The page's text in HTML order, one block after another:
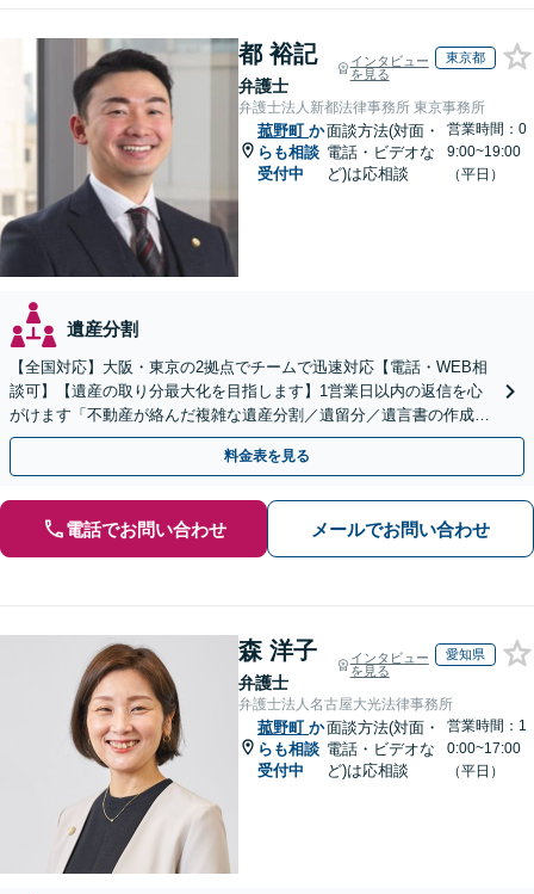
都 裕記
弁護士
インタビュー
を見る
東京都
弁護士法人新都法律事務所 東京事務所
菰野町 か
らも相談
受付中
面談方法(対面・
電話・ビデオな
ど)は応相談
営業時間：0
9:00~19:00
（平日）
遺産分割
【全国対応】大阪・東京の2拠点でチームで迅速対応【電話・WEB相
談可】【遺産の取り分最大化を目指します】1営業日以内の返信を心
がけます「不動産が絡んだ複雑な遺産分割／遺留分／遺言書の作成・
執行／事業承継など、お任せください」【休日相談あり】
料金表を見る
電話でお問い合わせ メールでお問い合わせ
森 洋子
弁護士
インタビュー
を見る
愛知県
弁護士法人名古屋大光法律事務所
菰野町 か
らも相談
受付中
面談方法(対面・
電話・ビデオな
ど)は応相談
営業時間：1
0:00~17:00
（平日）